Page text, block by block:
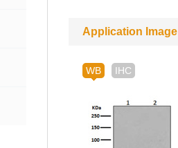
Application Image
WB IHC